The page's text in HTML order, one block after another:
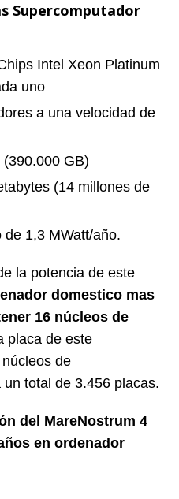
Supercomputador
Intel Xeon Platinum
uno
a una velocidad de
GB)
(14 millones de
1,3 MWatt/año.
la potencia de este
domestico mas
16 núcleos de
placa de este
de
total de 3.456 placas.
del MareNostrum 4
en ordenador